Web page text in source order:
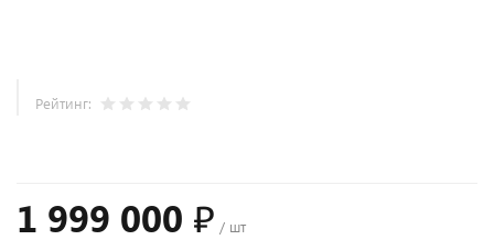
Рейтинг:
1 999 000 ₽ / шт